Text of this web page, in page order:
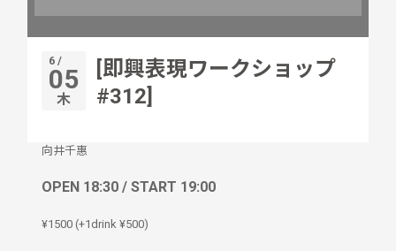
6 /
05
木
[即興表現ワークショップ
#312]
向井千惠
OPEN 18:30 / START 19:00
¥1500 (+1drink ¥500)